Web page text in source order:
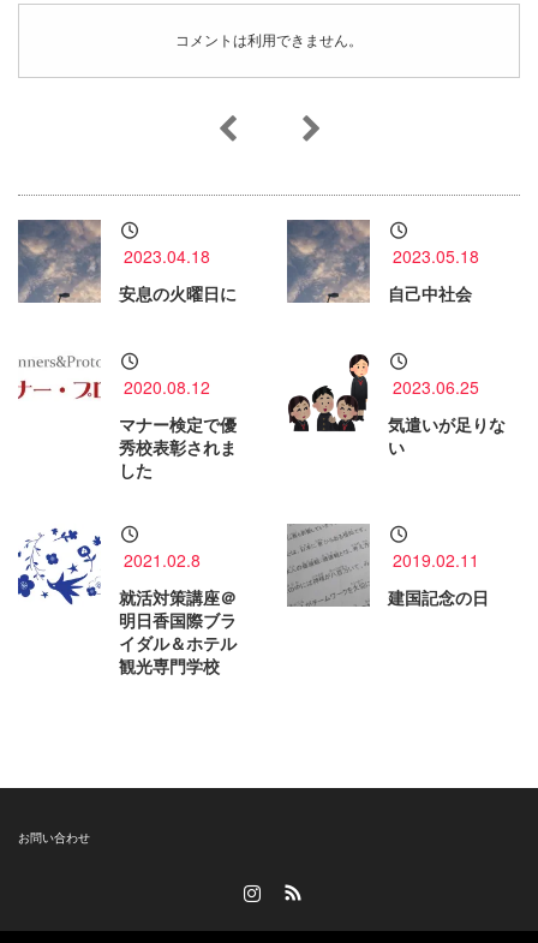
コメントは利用できません。
2023.04.18
安息の火曜日に
2023.05.18
自己中社会
2020.08.12
マナー検定で優
秀校表彰されま
した
2023.06.25
気遣いが足りな
い
2021.02.8
就活対策講座＠
明日香国際ブラ
イダル＆ホテル
観光専門学校
2019.02.11
建国記念の日
お問い合わせ